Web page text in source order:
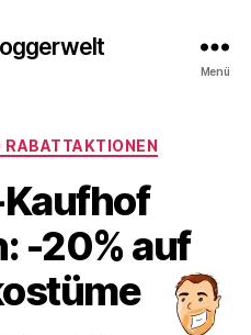
Menü
Kategorien
RABATTAKTIONEN
-20% auf